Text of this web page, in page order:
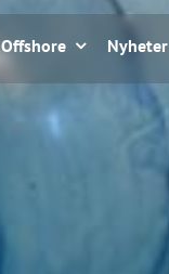
Offshore Nyheter